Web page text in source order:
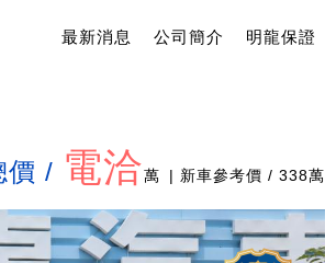
最新消息 公司簡介 明龍保證
價 / 電洽萬 | 新車參考價 / 338萬